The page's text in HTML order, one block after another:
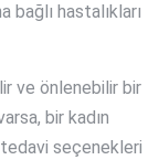
bağlı hastalıkları
ve önlenebilir bir
bir kadın
tedavi seçenekleri